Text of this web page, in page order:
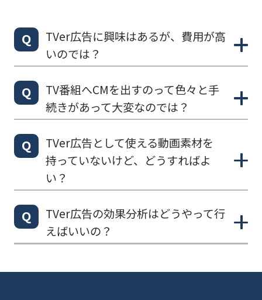
Q
TVer広告に興味はあるが、費用が高
いのでは？
Q
TV番組へCMを出すのって色々と手
続きがあって大変なのでは？
Q
TVer広告として使える動画素材を
持っていないけど、どうすればよ
い？
Q
TVer広告の効果分析はどうやって行
えばいいの？